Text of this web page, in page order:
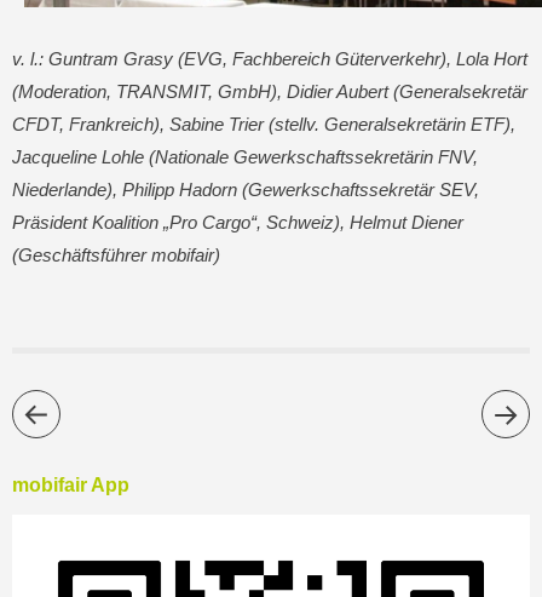
v. l.: Guntram Grasy (EVG, Fachbereich Güterverkehr), Lola Hort
(Moderation, TRANSMIT, GmbH), Didier Aubert (Generalsekretär
CFDT, Frankreich), Sabine Trier (stellv. Generalsekretärin ETF),
Jacqueline Lohle (Nationale Gewerkschaftssekretärin FNV,
Niederlande), Philipp Hadorn (Gewerkschaftssekretär SEV,
Präsident Koalition „Pro Cargo“, Schweiz), Helmut Diener
(Geschäftsführer mobifair)
mobifair App